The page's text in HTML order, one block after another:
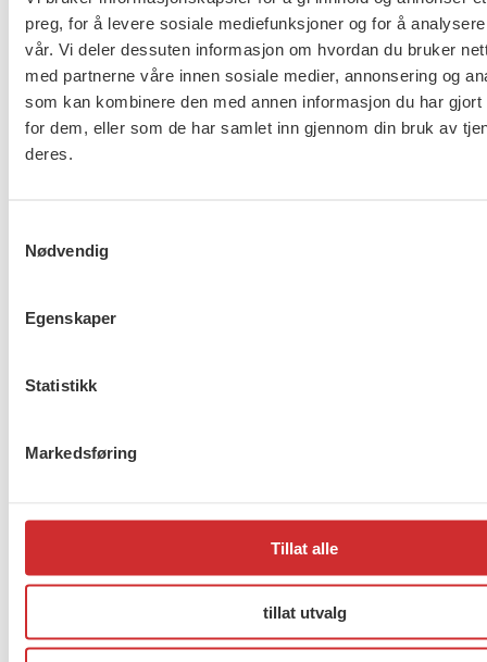
preg, for å levere sosiale mediefunksjoner og for å
vår. Vi deler dessuten informasjon om hvordan du bruker
med partnerne våre innen sosiale medier, annonsering og
som kan kombinere den med annen informasjon du har gjort
for dem, eller som de har samlet inn gjennom din bruk av
deres.
Nødvendig
Egenskaper
Statistikk
Markedsføring
Tillat alle
tillat utvalg
sammensatte utfordringene får nødvendig hjelp og
støtte. Det handler om å sikre barn gode og trygge
oppvekstsvilkår, og legge til rette for arbeid,
aktivitet, bolig og tjenester til alle som har behov for
det. Ingen barn skal vokse opp i fattigdom i Norge.
utenfor beregning av sosialhjelp iverksettes
barn i Norge.
Flere saker
Taushetsplikt og personvern
Er du berørt av brannen i